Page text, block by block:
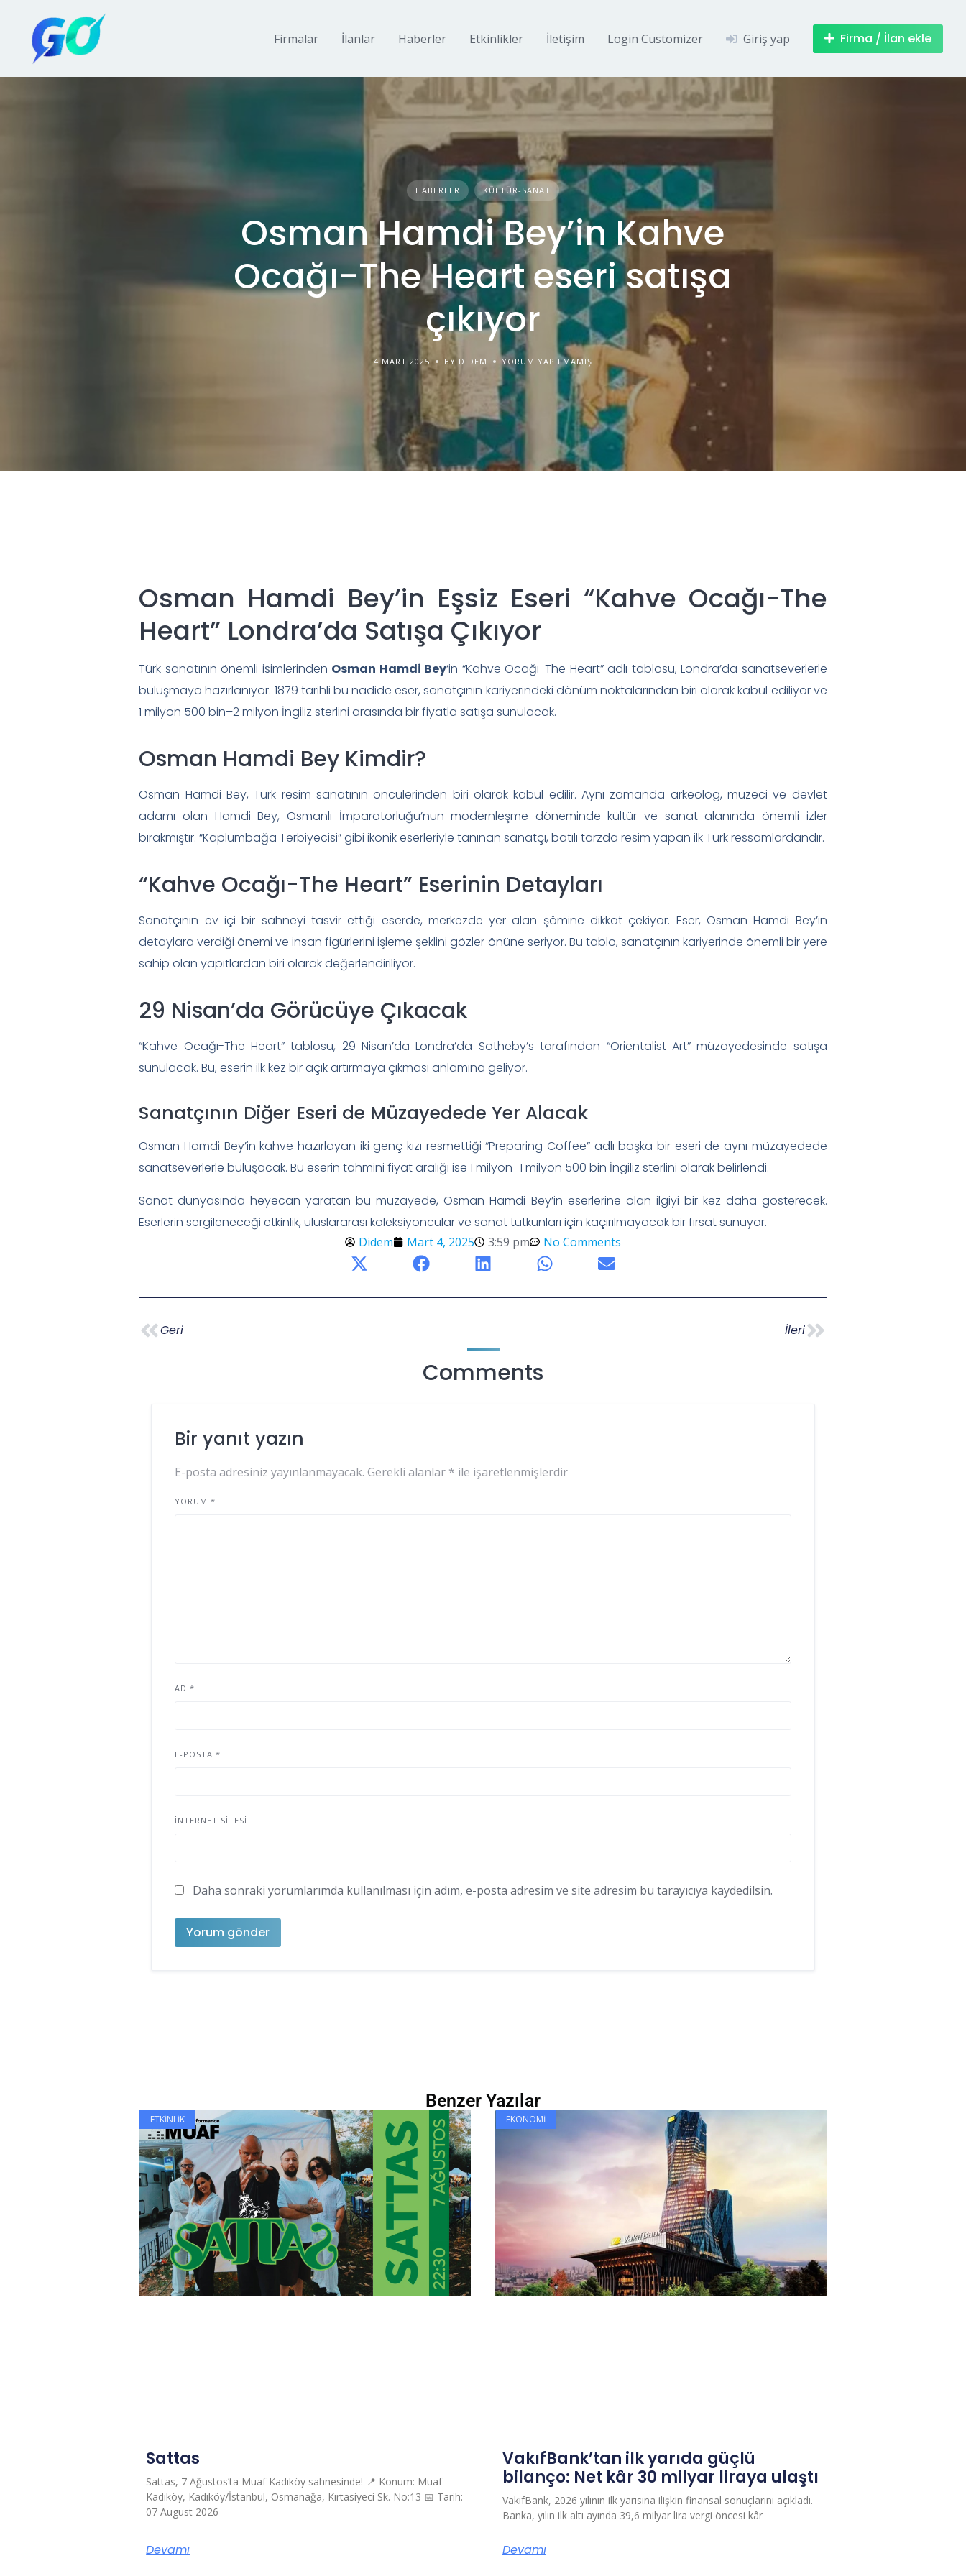
Firmalar İlanlar Haberler Etkinlikler İletişim Login Customizer Giriş yap Firma / İlan ekle
HABERLER KÜLTÜR-SANAT
Osman Hamdi Bey’in Kahve
Ocağı-The Heart eseri satışa
çıkıyor
4 MART 2025 BY DIDEM YORUM YAPILMAMIŞ
Osman Hamdi Bey’in Eşsiz Eseri “Kahve Ocağı-The
Heart” Londra’da Satışa Çıkıyor
Türk sanatının önemli isimlerinden Osman Hamdi Bey‘in “Kahve Ocağı-The Heart” adlı tablosu, Londra’da sanatseverlerle
buluşmaya hazırlanıyor. 1879 tarihli bu nadide eser, sanatçının kariyerindeki dönüm noktalarından biri olarak kabul ediliyor ve
1 milyon 500 bin–2 milyon İngiliz sterlini arasında bir fiyatla satışa sunulacak.
Osman Hamdi Bey Kimdir?
Osman Hamdi Bey, Türk resim sanatının öncülerinden biri olarak kabul edilir. Aynı zamanda arkeolog, müzeci ve devlet
adamı olan Hamdi Bey, Osmanlı İmparatorluğu’nun modernleşme döneminde kültür ve sanat alanında önemli izler
bırakmıştır. “Kaplumbağa Terbiyecisi” gibi ikonik eserleriyle tanınan sanatçı, batılı tarzda resim yapan ilk Türk ressamlardandır.
“Kahve Ocağı-The Heart” Eserinin Detayları
Sanatçının ev içi bir sahneyi tasvir ettiği eserde, merkezde yer alan şömine dikkat çekiyor. Eser, Osman Hamdi Bey’in
detaylara verdiği önemi ve insan figürlerini işleme şeklini gözler önüne seriyor. Bu tablo, sanatçının kariyerinde önemli bir yere
sahip olan yapıtlardan biri olarak değerlendiriliyor.
29 Nisan’da Görücüye Çıkacak
“Kahve Ocağı-The Heart” tablosu, 29 Nisan’da Londra’da Sotheby’s tarafından “Orientalist Art” müzayedesinde satışa
sunulacak. Bu, eserin ilk kez bir açık artırmaya çıkması anlamına geliyor.
Sanatçının Diğer Eseri de Müzayedede Yer Alacak
Osman Hamdi Bey’in kahve hazırlayan iki genç kızı resmettiği “Preparing Coffee” adlı başka bir eseri de aynı müzayedede
sanatseverlerle buluşacak. Bu eserin tahmini fiyat aralığı ise 1 milyon–1 milyon 500 bin İngiliz sterlini olarak belirlendi.
Sanat dünyasında heyecan yaratan bu müzayede, Osman Hamdi Bey’in eserlerine olan ilgiyi bir kez daha gösterecek.
Eserlerin sergileneceği etkinlik, uluslararası koleksiyoncular ve sanat tutkunları için kaçırılmayacak bir fırsat sunuyor.
Didem Mart 4, 2025 3:59 pm No Comments
Geri İleri
Comments
Bir yanıt yazın
E-posta adresiniz yayınlanmayacak. Gerekli alanlar * ile işaretlenmişlerdir
YORUM *
AD *
E-POSTA *
İNTERNET SITESI
Daha sonraki yorumlarımda kullanılması için adım, e-posta adresim ve site adresim bu tarayıcıya kaydedilsin.
Benzer Yazılar
ETKINLIK
Sattas
Sattas, 7 Ağustos’ta Muaf Kadıköy sahnesinde! 📍 Konum: Muaf
Kadıköy, Kadıköy/İstanbul, Osmanağa, Kırtasiyeci Sk. No:13 📅 Tarih:
07 August 2026
Devamı
EKONOMI
VakıfBank’tan ilk yarıda güçlü
bilanço: Net kâr 30 milyar liraya ulaştı
VakıfBank, 2026 yılının ilk yarısına ilişkin finansal sonuçlarını açıkladı.
Banka, yılın ilk altı ayında 39,6 milyar lira vergi öncesi kâr
Devamı